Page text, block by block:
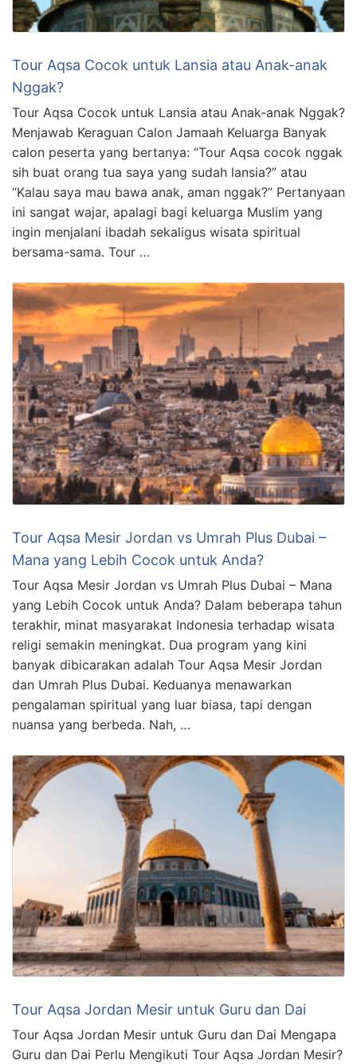
Tour Aqsa Cocok untuk Lansia atau Anak-anak
Nggak?
Tour Aqsa Cocok untuk Lansia atau Anak-anak Nggak?
Menjawab Keraguan Calon Jamaah Keluarga Banyak
calon peserta yang bertanya: “Tour Aqsa cocok nggak
sih buat orang tua saya yang sudah lansia?” atau
“Kalau saya mau bawa anak, aman nggak?” Pertanyaan
ini sangat wajar, apalagi bagi keluarga Muslim yang
ingin menjalani ibadah sekaligus wisata spiritual
bersama-sama. Tour …
Tour Aqsa Mesir Jordan vs Umrah Plus Dubai –
Mana yang Lebih Cocok untuk Anda?
Tour Aqsa Mesir Jordan vs Umrah Plus Dubai – Mana
yang Lebih Cocok untuk Anda? Dalam beberapa tahun
terakhir, minat masyarakat Indonesia terhadap wisata
religi semakin meningkat. Dua program yang kini
banyak dibicarakan adalah Tour Aqsa Mesir Jordan
dan Umrah Plus Dubai. Keduanya menawarkan
pengalaman spiritual yang luar biasa, tapi dengan
nuansa yang berbeda. Nah, …
Tour Aqsa Jordan Mesir untuk Guru dan Dai
Tour Aqsa Jordan Mesir untuk Guru dan Dai Mengapa
Guru dan Dai Perlu Mengikuti Tour Aqsa Jordan Mesir?